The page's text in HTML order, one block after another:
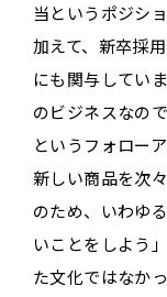
当というポジシ
加えて、新卒採
にも関与してい
のビジネスなの
というフォロー
新しい商品を次
のため、いわゆ
いことをしよう
た文化ではなか